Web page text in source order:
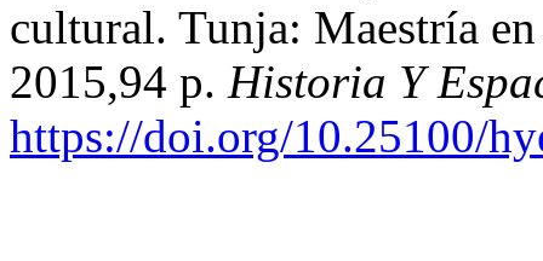
cultural. Tunja: Maestría
2015,94 p. Historia Y
https://doi.org/10.25100/